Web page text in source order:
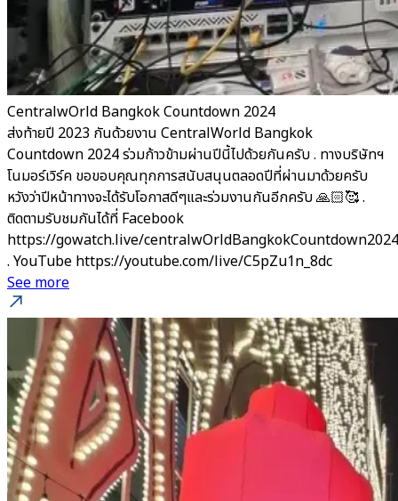
CentralwOrld Bangkok Countdown 2024
ส่งท้ายปี 2023 กันด้วยงาน CentralWorld Bangkok
Countdown 2024 ร่วมก้าวข้ามผ่านปีนี้ไปด้วยกันครับ . ทางบริษัทฯ
โนมอร์เวิร์ค ขอขอบคุณทุกการสนับสนุนตลอดปีที่ผ่านมาด้วยครับ
หวังว่าปีหน้าทางจะได้รับโอกาสดีๆและร่วมงานกันอีกครับ 🙏🏻🥰 .
ติดตามรับชมกันได้ที่ Facebook
https://gowatch.live/centralwOrldBangkokCountdown2024
. YouTube https://youtube.com/live/C5pZu1n_8dc
See more